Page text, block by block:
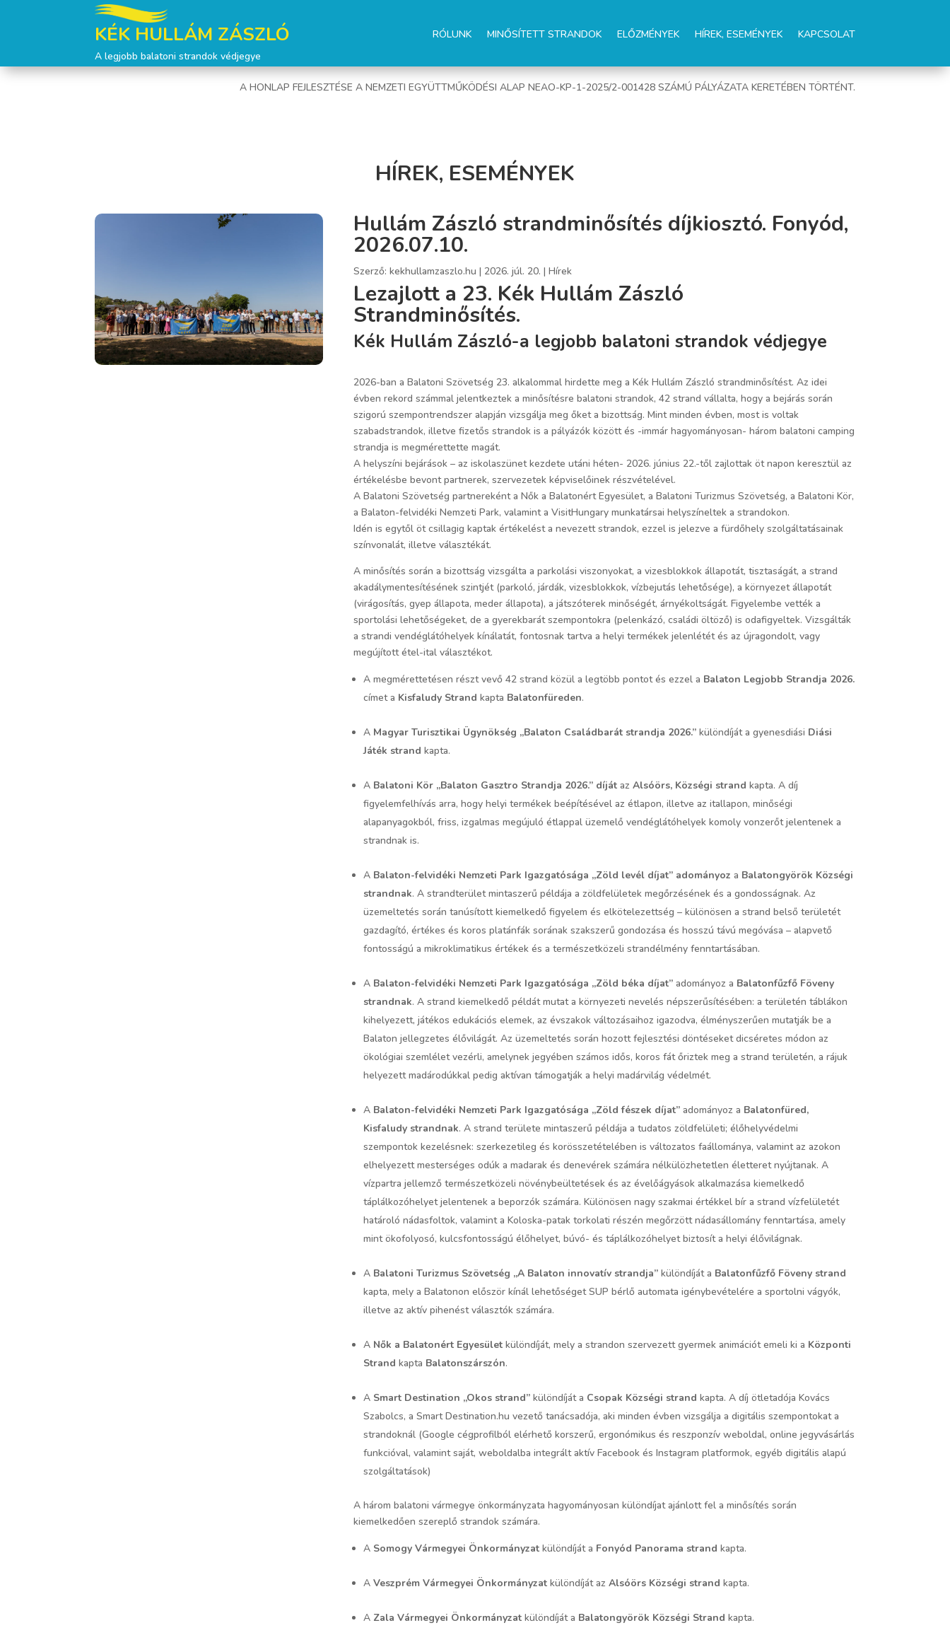
KÉK HULLÁM ZÁSZLÓ
A legjobb balatoni strandok védjegye
RÓLUNK MINŐSÍTETT STRANDOK ELŐZMÉNYEK HÍREK, ESEMÉNYEK KAPCSOLAT
A HONLAP FEJLESZTÉSE A NEMZETI EGYÜTTMŰKÖDÉSI ALAP NEAO-KP-1-2025/2-001428 SZÁMÚ PÁLYÁZATA KERETÉBEN TÖRTÉNT.
HÍREK, ESEMÉNYEK
Hullám Zászló strandminősítés díjkiosztó. Fonyód,
2026.07.10.
Szerző: kekhullamzaszlo.hu | 2026. júl. 20. | Hírek
Lezajlott a 23. Kék Hullám Zászló
Strandminősítés.
Kék Hullám Zászló-a legjobb balatoni strandok védjegye
2026-ban a Balatoni Szövetség 23. alkalommal hirdette meg a Kék Hullám Zászló strandminősítést. Az idei
évben rekord számmal jelentkeztek a minősítésre balatoni strandok, 42 strand vállalta, hogy a bejárás során
szigorú szempontrendszer alapján vizsgálja meg őket a bizottság. Mint minden évben, most is voltak
szabadstrandok, illetve fizetős strandok is a pályázók között és -immár hagyományosan- három balatoni camping
strandja is megmérettette magát.
A helyszíni bejárások – az iskolaszünet kezdete utáni héten- 2026. június 22.-től zajlottak öt napon keresztül az
értékelésbe bevont partnerek, szervezetek képviselőinek részvételével.
A Balatoni Szövetség partnereként a Nők a Balatonért Egyesület, a Balatoni Turizmus Szövetség, a Balatoni Kör,
a Balaton-felvidéki Nemzeti Park, valamint a VisitHungary munkatársai helyszíneltek a strandokon.
Idén is egytől öt csillagig kaptak értékelést a nevezett strandok, ezzel is jelezve a fürdőhely szolgáltatásainak
színvonalát, illetve választékát.
A minősítés során a bizottság vizsgálta a parkolási viszonyokat, a vizesblokkok állapotát, tisztaságát, a strand
akadálymentesítésének szintjét (parkoló, járdák, vizesblokkok, vízbejutás lehetősége), a környezet állapotát
(virágosítás, gyep állapota, meder állapota), a játszóterek minőségét, árnyékoltságát. Figyelembe vették a
sportolási lehetőségeket, de a gyerekbarát szempontokra (pelenkázó, családi öltöző) is odafigyeltek. Vizsgálták
a strandi vendéglátóhelyek kínálatát, fontosnak tartva a helyi termékek jelenlétét és az újragondolt, vagy
megújított étel-ital választékot.
A megmérettetésen részt vevő 42 strand közül a legtöbb pontot és ezzel a Balaton Legjobb Strandja 2026.
címet a Kisfaludy Strand kapta Balatonfüreden.
AMagyar Turisztikai Ügynökség „Balaton Családbarát strandja 2026.”különdíját a gyenesdiási Diási
Játék strand kapta.
A Balatoni Kör „Balaton Gasztro Strandja 2026.” díjátaz Alsóörs, Községi strand kapta. A díj
figyelemfelhívás arra, hogy helyi termékek beépítésével az étlapon, illetve az itallapon, minőségi
alapanyagokból, friss, izgalmas megújuló étlappal üzemelő vendéglátóhelyek komoly vonzerőt jelentenek a
strandnak is.
A Balaton-felvidéki Nemzeti Park Igazgatósága „Zöld levél díjat” adományoz a Balatongyörök Községi
strandnak. A strandterület mintaszerű példája a zöldfelületek megőrzésének és a gondosságnak. Az
üzemeltetés során tanúsított kiemelkedő figyelem és elkötelezettség – különösen a strand belső területét
gazdagító, értékes és koros platánfák sorának szakszerű gondozása és hosszú távú megóvása – alapvető
fontosságú a mikroklimatikus értékek és a természetközeli strandélmény fenntartásában.
A Balaton-felvidéki Nemzeti Park Igazgatósága „Zöld béka díjat” adományoz a Balatonfűzfő Föveny
strandnak. A strand kiemelkedő példát mutat a környezeti nevelés népszerűsítésében: a területén táblákon
kihelyezett, játékos edukációs elemek, az évszakok változásaihoz igazodva, élményszerűen mutatják be a
Balaton jellegzetes élővilágát. Az üzemeltetés során hozott fejlesztési döntéseket dicséretes módon az
ökológiai szemlélet vezérli, amelynek jegyében számos idős, koros fát őriztek meg a strand területén, a rájuk
helyezett madárodúkkal pedig aktívan támogatják a helyi madárvilág védelmét.
A Balaton-felvidéki Nemzeti Park Igazgatósága „Zöld fészek díjat” adományoz a Balatonfüred,
Kisfaludy strandnak. A strand területe mintaszerű példája a tudatos zöldfelületi; élőhelyvédelmi
szempontok kezelésnek: szerkezetileg és korösszetételében is változatos faállománya, valamint az azokon
elhelyezett mesterséges odúk a madarak és denevérek számára nélkülözhetetlen életteret nyújtanak. A
vízpartra jellemző természetközeli növénybeültetések és az évelőágyások alkalmazása kiemelkedő
táplálkozóhelyet jelentenek a beporzók számára. Különösen nagy szakmai értékkel bír a strand vízfelületét
határoló nádasfoltok, valamint a Koloska-patak torkolati részén megőrzött nádasállomány fenntartása, amely
mint ökofolyosó, kulcsfontosságú élőhelyet, búvó- és táplálkozóhelyet biztosít a helyi élővilágnak.
A Balatoni Turizmus Szövetség „A Balaton innovatív strandja”különdíját a Balatonfűzfő Föveny strand
kapta, mely a Balatonon először kínál lehetőséget SUP bérlő automata igénybevételére a sportolni vágyók,
illetve az aktív pihenést választók számára.
A Nők a Balatonért Egyesületkülöndíját, mely a strandon szervezett gyermek animációt emeli ki a Központi
Strand kapta Balatonszárszón.
A Smart Destination „Okos strand” különdíját a Csopak Községi strand kapta. A díj ötletadója Kovács
Szabolcs, a Smart Destination.hu vezető tanácsadója, aki minden évben vizsgálja a digitális szempontokat a
strandoknál (Google cégprofilból elérhető korszerű, ergonómikus és reszponzív weboldal, online jegyvásárlás
funkcióval, valamint saját, weboldalba integrált aktív Facebook és Instagram platformok, egyéb digitális alapú
szolgáltatások)
A három balatoni vármegye önkormányzata hagyományosan különdíjat ajánlott fel a minősítés során
kiemelkedően szereplő strandok számára.
A Somogy Vármegyei Önkormányzat különdíját a Fonyód Panorama strand kapta.
A Veszprém Vármegyei Önkormányzatkülöndíját az Alsóörs Községi strand kapta.
A Zala Vármegyei Önkormányzatkülöndíját a Balatongyörök Községi Strand kapta.